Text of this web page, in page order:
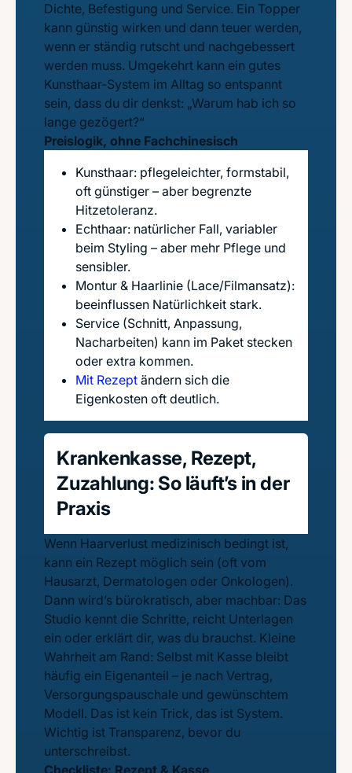
Dichte, Befestigung und Service. Ein Topper
kann günstig wirken und dann teuer werden,
wenn er ständig rutscht und nachgebessert
werden muss. Umgekehrt kann ein gutes
Kunsthaar-System im Alltag so entspannt
sein, dass du dir denkst: „Warum hab ich so
lange gezögert?“
Preislogik, ohne Fachchinesisch
Kunsthaar: pflegeleichter, formstabil,
oft günstiger – aber begrenzte
Hitzetoleranz.
Echthaar: natürlicher Fall, variabler
beim Styling – aber mehr Pflege und
sensibler.
Montur & Haarlinie (Lace/Filmansatz):
beeinflussen Natürlichkeit stark.
Service (Schnitt, Anpassung,
Nacharbeiten) kann im Paket stecken
oder extra kommen.
Mit Rezept ändern sich die
Eigenkosten oft deutlich.
Krankenkasse, Rezept,
Zuzahlung: So läuft’s in der
Praxis
Wenn Haarverlust medizinisch bedingt ist,
kann ein Rezept möglich sein (oft vom
Hausarzt, Dermatologen oder Onkologen).
Dann wird’s bürokratisch, aber machbar: Das
Studio kennt die Schritte, reicht Unterlagen
ein oder erklärt dir, was du brauchst. Kleine
Wahrheit am Rand: Selbst mit Kasse bleibt
häufig ein Eigenanteil – je nach Vertrag,
Versorgungspauschale und gewünschtem
Modell. Das ist kein Trick, das ist System.
Wichtig ist Transparenz, bevor du
unterschreibst.
Checkliste: Rezept & Kasse